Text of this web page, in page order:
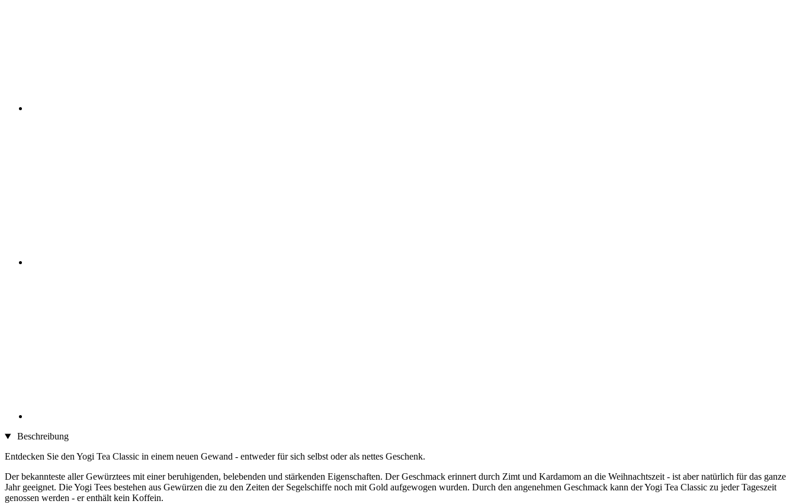
Beschreibung
Entdecken Sie den Yogi Tea Classic in einem neuen Gewand - entweder für sich selbst oder als nettes Geschenk.
Der bekannteste aller Gewürztees mit einer beruhigenden, belebenden und stärkenden Eigenschaften. Der Geschmack erinnert durch Zimt und Kardamom an die Weihnachtszeit - ist aber natürlich für das ganze
Jahr geeignet. Die Yogi Tees bestehen aus Gewürzen die zu den Zeiten der Segelschiffe noch mit Gold aufgewogen wurden. Durch den angenehmen Geschmack kann der Yogi Tea Classic zu jeder Tageszeit
genossen werden - er enthält kein Koffein.